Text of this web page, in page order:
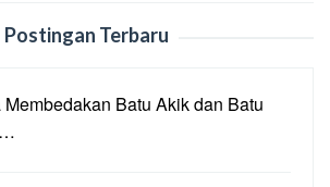
Postingan Terbaru
Membedakan Batu Akik dan Batu